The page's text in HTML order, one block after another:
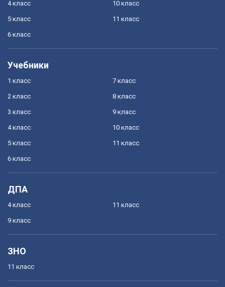
4 класс
5 класс
6 класс
10 класс
11 класс
Учебники
1 класс
2 класс
3 класс
4 класс
5 класс
6 класс
7 класс
8 класс
9 класс
10 класс
11 класс
ДПА
4 класс
9 класс
11 класс
ЗНО
11 класс